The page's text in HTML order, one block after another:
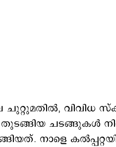
വിവിധ
ചടങ്ങുകൾ
നാളെ